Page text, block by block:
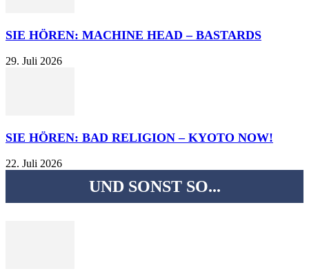
SIE HÖREN: MACHINE HEAD – BASTARDS
29. Juli 2026
SIE HÖREN: BAD RELIGION – KYOTO NOW!
22. Juli 2026
UND SONST SO...